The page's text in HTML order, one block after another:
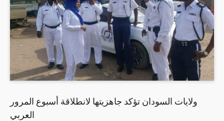
ولايات السودان تؤكد جاهزيتها لانطلاقة أسبوع المرور
العربي